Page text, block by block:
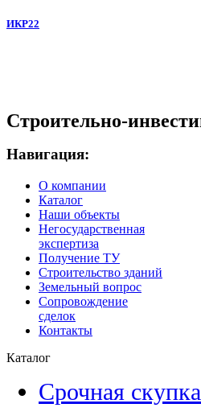
ИКР22
Строительно-
Навигация:
О компании
Каталог
Наши объекты
Негосударственная
экспертиза
Получение ТУ
Строительство зданий
Земельный вопрос
Сопровождение
сделок
Контакты
Каталог
Срочная